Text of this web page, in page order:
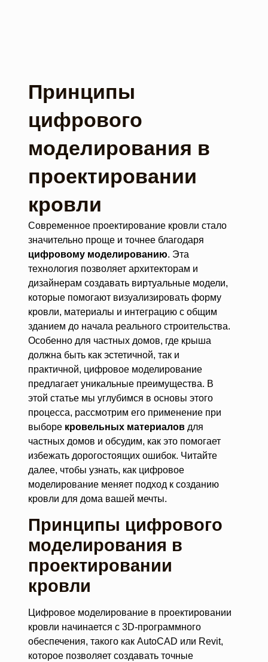
Принципы
цифрового
моделирования в
проектировании
кровли
Современное проектирование кровли стало
значительно проще и точнее благодаря
цифровому моделированию. Эта
технология позволяет архитекторам и
дизайнерам создавать виртуальные модели,
которые помогают визуализировать форму
кровли, материалы и интеграцию с общим
зданием до начала реального строительства.
Особенно для частных домов, где крыша
должна быть как эстетичной, так и
практичной, цифровое моделирование
предлагает уникальные преимущества. В
этой статье мы углубимся в основы этого
процесса, рассмотрим его применение при
выборе кровельных материаловдля
частных домов и обсудим, как это помогает
избежать дорогостоящих ошибок. Читайте
далее, чтобы узнать, как цифровое
моделирование меняет подход к созданию
кровли для дома вашей мечты.
Принципы цифрового
моделирования в
проектировании
кровли
Цифровое моделирование в проектировании
кровли начинается с 3D-программного
обеспечения, такого как AutoCAD или Revit,
которое позволяет создавать точные